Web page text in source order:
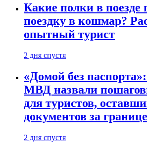
Какие полки в поезде
поездку в кошмар?
опытный турист
2 дня спустя
«Домой без
МВД назвали
для туристов,
документов за
2 дня спустя